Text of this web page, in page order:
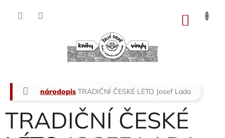
Domů
národopis TRADIČNÍ ČESKÉ LÉTO Josef Lada
TRADIČNÍ ČESKÉ